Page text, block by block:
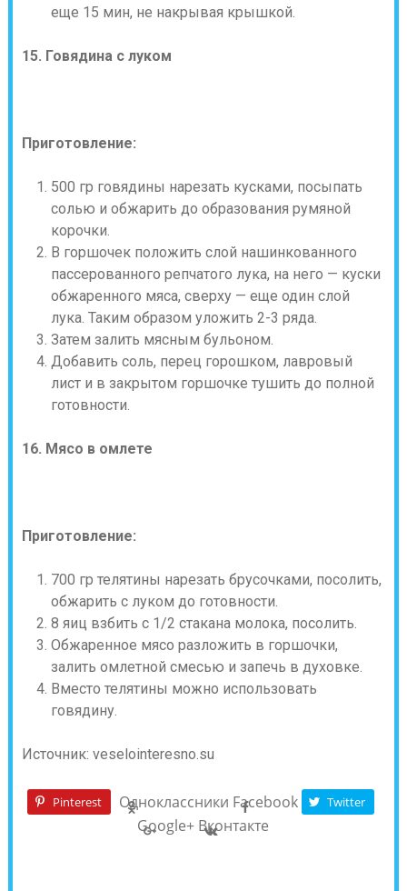
еще 15 мин, не накрывая крышкой.
15. Говядина с луком
Приготовление:
500 гр говядины нарезать кусками, посыпать
солью и обжарить до образования румяной
корочки.
В горшочек положить слой нашинкованного
пассерованного репчатого лука, на него — куски
обжаренного мяса, сверху — еще один слой
лука. Таким образом уложить 2-3 ряда.
Затем залить мясным бульоном.
Добавить соль, перец горошком, лавровый
лист и в закрытом горшочке тушить до полной
готовности.
16. Мясо в омлете
Приготовление:
700 гр телятины нарезать брусочками, посолить,
обжарить с луком до готовности.
8 яиц взбить с 1/2 стакана молока, посолить.
Обжаренное мясо разложить в горшочки,
залить омлетной смесью и запечь в духовке.
Вместо телятины можно использовать
говядину.
Источник: veselointeresno.su
Pinterest Одноклассники Facebook Twitter
Google+ Вконтакте